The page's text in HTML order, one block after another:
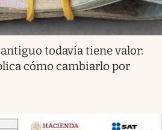
todavía tiene valor:
cómo cambiarlo por